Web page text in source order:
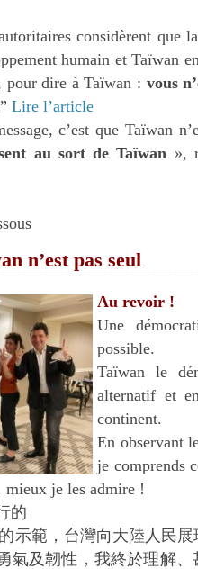
considèrent que
humain et Taïwan
pour dire à Taïwan : vous
Lire l’article
c’est que Taïwan
au sort de Taïwan »,
n’est pas seul
Au revoir !
Une
possible.
Taïwan le
alternatif et
continent.
En observant
je comprends
je les admire !
的
示範，台灣向大陸人民
氣及韌性，我終於理解